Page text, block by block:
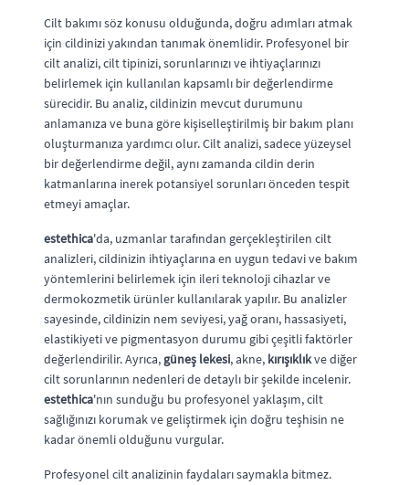
Cilt bakımı söz konusu olduğunda, doğru adımları atmak
için cildinizi yakından tanımak önemlidir. Profesyonel bir
cilt analizi, cilt tipinizi, sorunlarınızı ve ihtiyaçlarınızı
belirlemek için kullanılan kapsamlı bir değerlendirme
sürecidir. Bu analiz, cildinizin mevcut durumunu
anlamanıza ve buna göre kişiselleştirilmiş bir bakım planı
oluşturmanıza yardımcı olur. Cilt analizi, sadece yüzeysel
bir değerlendirme değil, aynı zamanda cildin derin
katmanlarına inerek potansiyel sorunları önceden tespit
etmeyi amaçlar.
estethica'da, uzmanlar tarafından gerçekleştirilen cilt
analizleri, cildinizin ihtiyaçlarına en uygun tedavi ve bakım
yöntemlerini belirlemek için ileri teknoloji cihazlar ve
dermokozmetik ürünler kullanılarak yapılır. Bu analizler
sayesinde, cildinizin nem seviyesi, yağ oranı, hassasiyeti,
elastikiyeti ve pigmentasyon durumu gibi çeşitli faktörler
değerlendirilir. Ayrıca, güneş lekesi, akne, kırışıklıkve diğer
cilt sorunlarının nedenleri de detaylı bir şekilde incelenir.
estethica'nın sunduğu bu profesyonel yaklaşım, cilt
sağlığınızı korumak ve geliştirmek için doğru teşhisin ne
kadar önemli olduğunu vurgular.
Profesyonel cilt analizinin faydaları saymakla bitmez.